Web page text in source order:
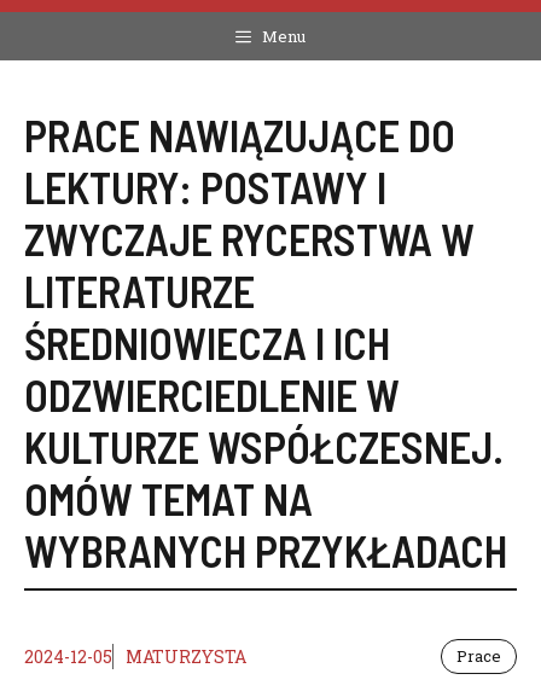
Menu
PRACE NAWIĄZUJĄCE DO
LEKTURY: POSTAWY I
ZWYCZAJE RYCERSTWA W
LITERATURZE
ŚREDNIOWIECZA I ICH
ODZWIERCIEDLENIE W
KULTURZE WSPÓŁCZESNEJ.
OMÓW TEMAT NA
WYBRANYCH PRZYKŁADACH
2024-12-05 MATURZYSTA Prace